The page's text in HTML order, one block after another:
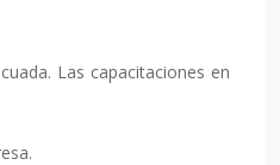
Las capacitaciones en